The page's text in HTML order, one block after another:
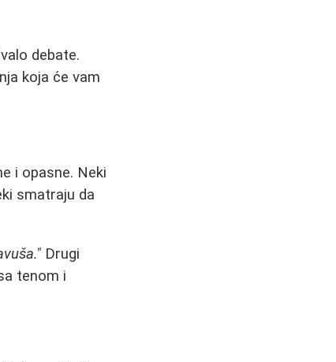
debate.
koja će vam
i opasne. Neki
smatraju da
Drugi
tenom i